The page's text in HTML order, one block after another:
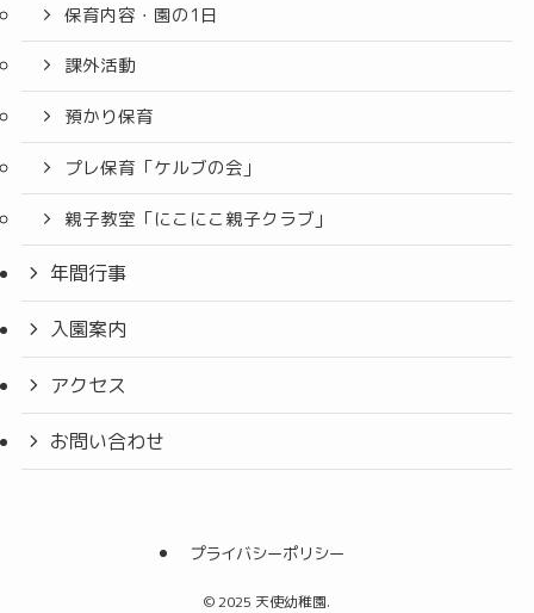
保育内容・園の1日
課外活動
預かり保育
プレ保育「ケルブの会」
親子教室「にこにこ親子クラブ」
年間行事
入園案内
アクセス
お問い合わせ
プライバシーポリシー
©2025 天使幼稚園.